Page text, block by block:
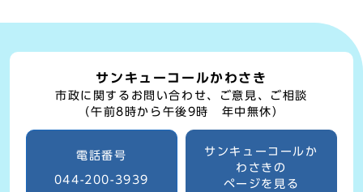
サンキューコールかわさき
市政に関するお問い合わせ、ご意見、ご相談
（午前8時から午後9時 年中無休）
電話番号
044-200-3939
サンキューコールか
わさきの
ページを見る